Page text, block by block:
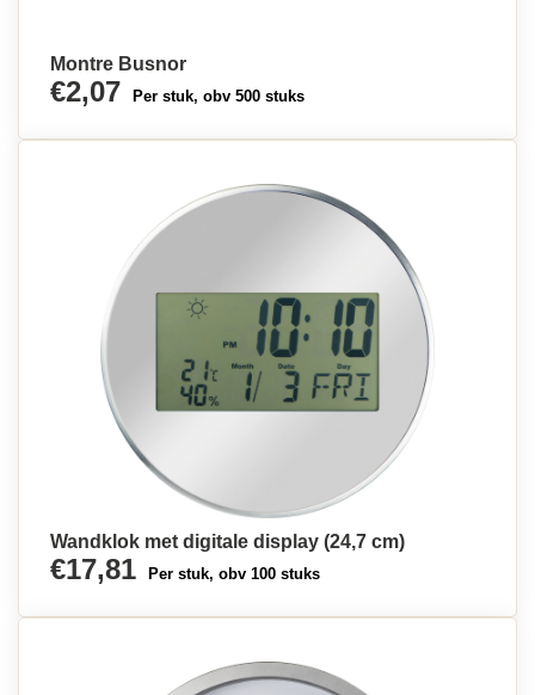
Montre Busnor
€2,07 Per stuk, obv 500 stuks
Wandklok met digitale display (24,7 cm)
€17,81 Per stuk, obv 100 stuks